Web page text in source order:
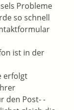
Probleme
so schnell
ist in der
erfolgt
den Post- -